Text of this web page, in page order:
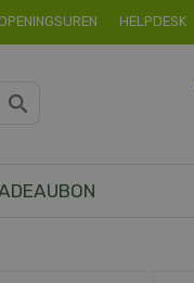
HELPDESK